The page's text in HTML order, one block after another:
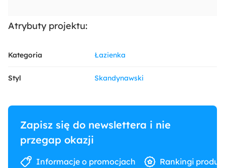
Atrybuty projektu:
Kategoria Łazienka
Styl Skandynawski
Zapisz się do newslettera i nie
przegap okazji
Informacje o promocjach Rankingi